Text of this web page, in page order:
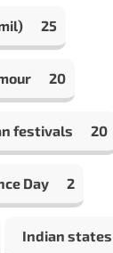
25
20
festivals 20
Day 2
Indian states